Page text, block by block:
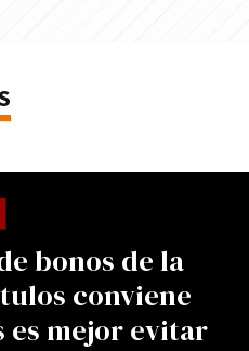
bonos de la
conviene
es mejor evitar